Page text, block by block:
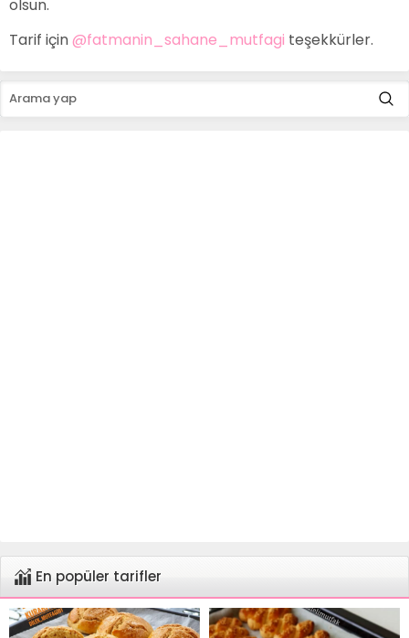
olsun.
Tarif için@fatmanin_sahane_mutfagi teşekkürler.
En popüler tarifler